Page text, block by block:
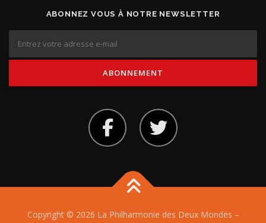
ABONNEZ VOUS À NOTRE NEWSLETTER
Copyright © 2026 La Philharmonie des Deux Mondes –